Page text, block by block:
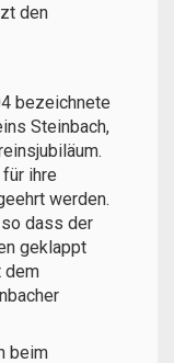
den
bezeichnete
Steinbach,
ihre
werden.
dass der
geklappt
dem
beim